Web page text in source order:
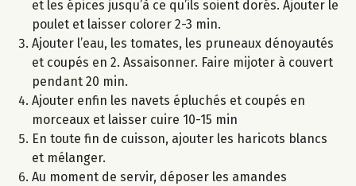
et les épices jusqu’à ce qu’ils soient dorés. Ajouter le
poulet et laisser colorer 2-3 min.
Ajouter l’eau, les tomates, les pruneaux dénoyautés
et coupés en 2. Assaisonner. Faire mijoter à couvert
pendant 20 min.
Ajouter enfin les navets épluchés et coupés en
morceaux et laisser cuire 10-15 min
En toute fin de cuisson, ajouter les haricots blancs
et mélanger.
Au moment de servir, déposer les amandes